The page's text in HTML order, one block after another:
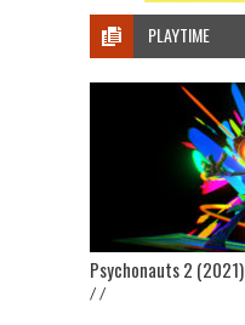
PLAYTIME
Psychonauts 2 (2021)
/ /